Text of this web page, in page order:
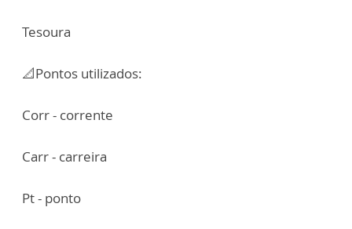
Tesoura
📐Pontos utilizados:
Corr - corrente
Carr - carreira
Pt - ponto